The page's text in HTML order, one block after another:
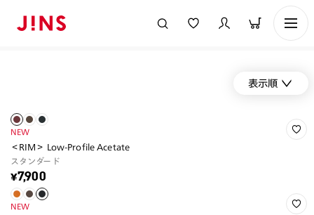
表示順
NEW
＜RIM＞ Low-Profile Acetate
スタンダード
¥7,900
NEW